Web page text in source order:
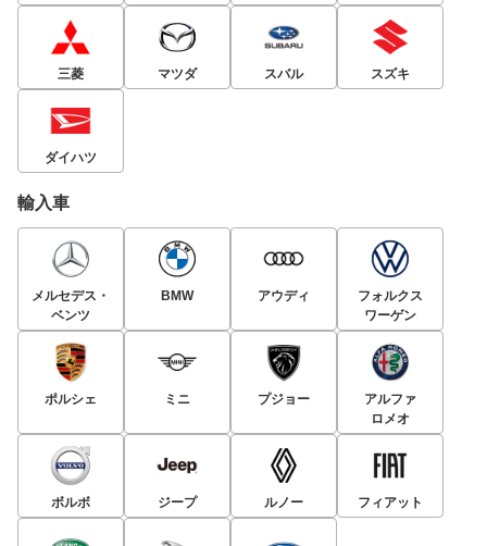
三菱 マツダ スバル スズキ
ダイハツ
輸入車
メルセデス・
ベンツ
BMW アウディ
フォルクス
ワーゲン
ポルシェ ミニ プジョー
アルファ
ロメオ
ボルボ ジープ ルノー フィアット